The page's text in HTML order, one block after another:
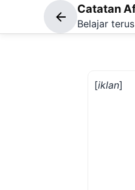
Catatan
Belajar
[iklan]